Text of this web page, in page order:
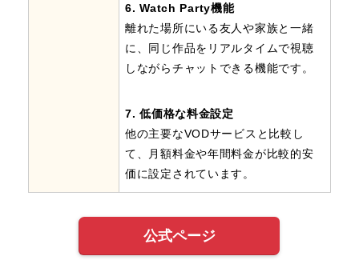
6. Watch Party機能
離れた場所にいる友人や家族と一緒
に、同じ作品をリアルタイムで視聴
しながらチャットできる機能です。
7. 低価格な料金設定
他の主要なVODサービスと比較し
て、月額料金や年間料金が比較的安
価に設定されています。
公式ページ